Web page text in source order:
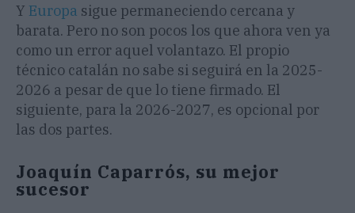
Y Europa sigue permaneciendo cercana y
barata. Pero no son pocos los que ahora ven ya
como un error aquel volantazo. El propio
técnico catalán no sabe si seguirá en la 2025-
2026 a pesar de que lo tiene firmado. El
siguiente, para la 2026-2027, es opcional por
las dos partes.
Joaquín Caparrós, su mejor
sucesor